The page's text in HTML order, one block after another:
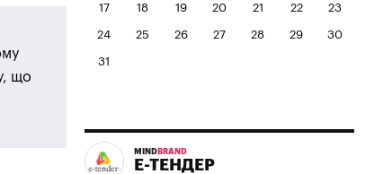
що
17 18 19 20 21 22 23
24 25 26 27 28 29 30
31
MIND BRAND
Е-ТЕНДЕР